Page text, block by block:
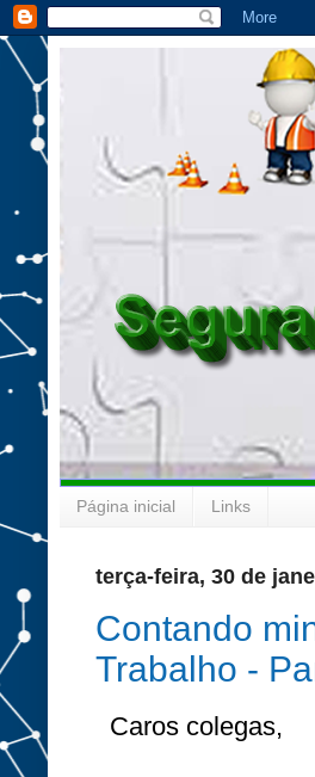
Página inicial Links
terça-feira, 30 de
Contando
Trabalho -
Caros colegas,